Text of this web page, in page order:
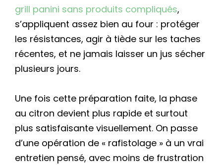
grill panini sans produits compliqués,
s’appliquent assez bien au four : protéger
les résistances, agir à tiède sur les taches
récentes, et ne jamais laisser un jus sécher
plusieurs jours.
Une fois cette préparation faite, la phase
au citron devient plus rapide et surtout
plus satisfaisante visuellement. On passe
d’une opération de « rafistolage » à un vrai
entretien pensé, avec moins de frustration